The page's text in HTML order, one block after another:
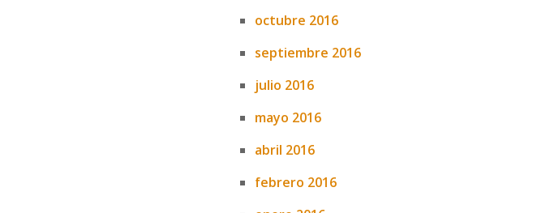
octubre 2016
septiembre 2016
julio 2016
mayo 2016
abril 2016
febrero 2016